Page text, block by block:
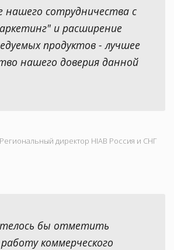
нашего сотрудничества с
и расширение
продуктов - лучшее
нашего доверия данной
директор HIAB Россия и СНГ
бы отметить
коммерческого